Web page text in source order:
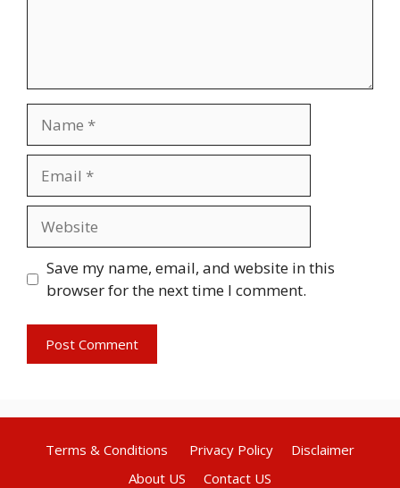
Save my name, email, and website in this
browser for the next time I comment.
Terms & Conditions Privacy Policy
Disclaimer
About US
Contact US